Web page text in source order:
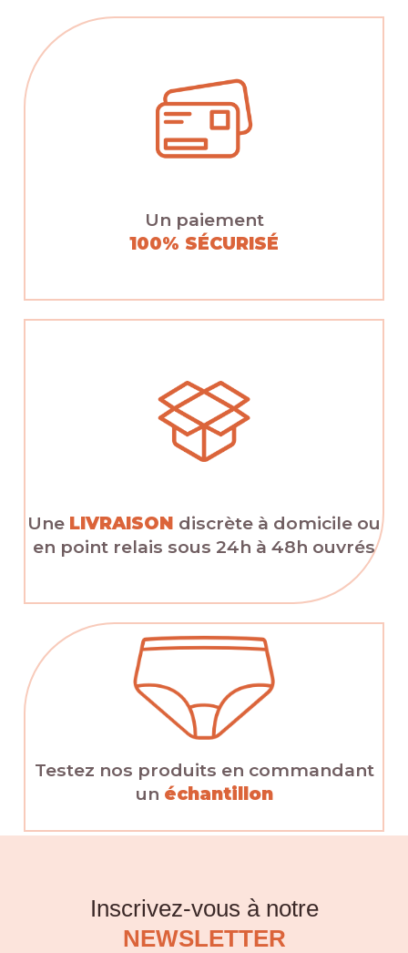
Un paiement
100% SÉCURISÉ
Une LIVRAISON discrète à domicile ou
en point relais sous 24h à 48h ouvrés
Testez nos produits en commandant
un échantillon
Inscrivez-vous à notre
NEWSLETTER